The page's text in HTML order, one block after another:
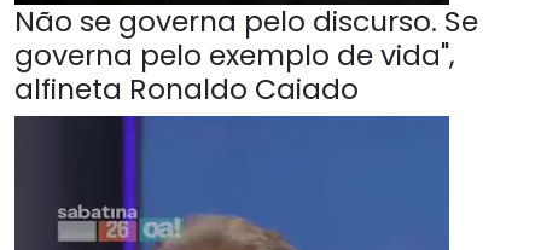
Não se governa pelo discurso. Se
governa pelo exemplo de vida",
alfineta Ronaldo Caiado